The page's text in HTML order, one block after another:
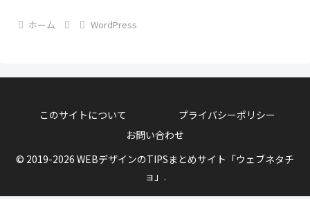
ホーム WordPress
このサイトについて
プライバシーポリシー
お問い合わせ
© 2019-2026 WEBデザインのTIPSまとめサイト「ウェブネタチ
ョ」.